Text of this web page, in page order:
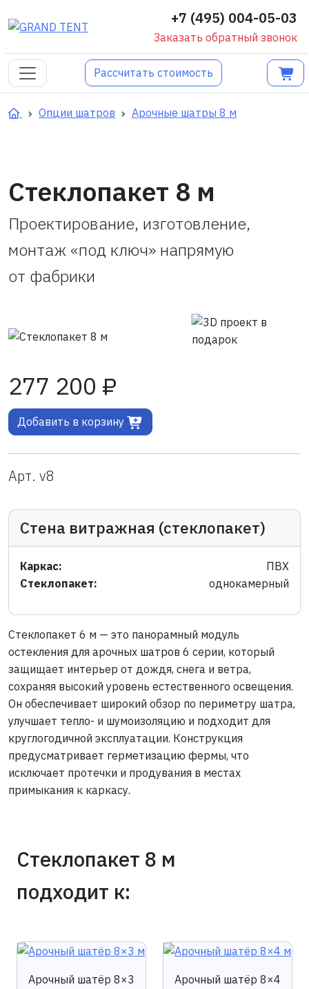
+7 (495) 004-05-03
Заказать обратный звонок
Рассчитать стоимость
Опции шатров Арочные шатры 8 м
Стеклопакет 8 м
Проектирование, изготовление,
монтаж «под ключ» напрямую
от фабрики
277 200 ₽
Добавить в корзину
Арт. v8
Стена витражная (стеклопакет)
Каркас:
ПВХ
Стеклопакет:
однокамерный
Стеклопакет 6 м — это панорамный модуль
остекления для арочных шатров 6 серии, который
защищает интерьер от дождя, снега и ветра,
сохраняя высокий уровень естественного освещения.
Он обеспечивает широкий обзор по периметру шатра,
улучшает тепло- и шумоизоляцию и подходит для
круглогодичной эксплуатации. Конструкция
предусматривает герметизацию фермы, что
исключает протечки и продувания в местах
примыкания к каркасу.
Стеклопакет 8 м
подходит к:
Арочный шатёр 8×3
Арочный шатёр 8×4